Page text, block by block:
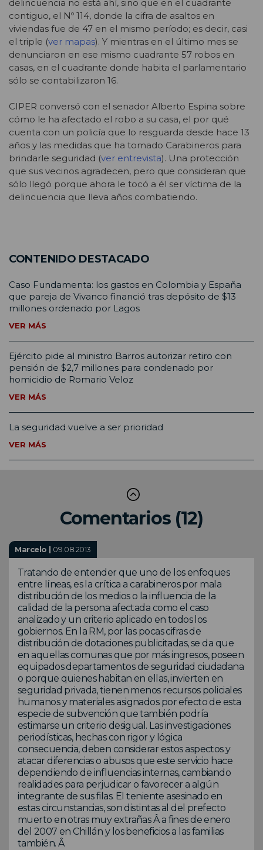
delincuencia no está ahí, sino que en el cuadrante
contiguo, el Nº 114, donde la cifra de asaltos en
viviendas fue de 47 en el mismo período; es decir, casi
el triple (ver mapas). Y mientras en el último mes se
denunciaron en ese mismo cuadrante 57 robos en
casas, en el cuadrante donde habita el parlamentario
sólo se contabilizaron 16.
CIPER conversó con el senador Alberto Espina sobre
cómo le ha afectado el robo a su casa, el por qué
cuenta con un policía que lo resguarda desde hace 13
años y las medidas que ha tomado Carabineros para
brindarle seguridad (ver entrevista). Una protección
que sus vecinos agradecen, pero que consideran que
sólo llegó porque ahora le tocó a él ser víctima de la
delincuencia que lleva años combatiendo.
CONTENIDO DESTACADO
Caso Fundamenta: los gastos en Colombia y España
que pareja de Vivanco financió tras depósito de $13
millones ordenado por Lagos
VER MÁS
Ejército pide al ministro Barros autorizar retiro con
pensión de $2,7 millones para condenado por
homicidio de Romario Veloz
VER MÁS
La seguridad vuelve a ser prioridad
VER MÁS
Comentarios (12)
Marcelo | 09.08.2013
Tratando de entender que uno de los enfoques
entre líneas, es la crítica a carabineros por mala
distribución de los medios o la influencia de la
calidad de la persona afectada como el caso
analizado y un criterio aplicado en todos los
gobiernos. En la RM, por las pocas cifras de
distribución de dotaciones publicitadas, se da que
en aquellas comunas que por más ingresos, poseen
equipados departamentos de seguridad ciudadana
o porque quienes habitan en ellas, invierten en
seguridad privada, tienen menos recursos policiales
humanos y materiales asignados por efecto de esta
especie de subvención que también podría
estimarse un criterio desigual. Las investigaciones
periodísticas, hechas con rigor y lógica
consecuencia, deben considerar estos aspectos y
atacar diferencias o abusos que este servicio hace
dependiendo de influencias internas, cambiando
realidades para perjudicar o favorecer a algún
integrante de sus filas. El teniente asesinado en
estas circunstancias, son distintas al del prefecto
muerto en otras muy extrañas Â a fines de enero
del 2007 en Chillán y los beneficios a las familias
también. Â